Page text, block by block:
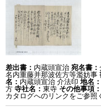
差出書： 内蔵頭宣治 宛名書：
名内重藤并那波佐方等濫妨事
名： 内蔵頭宣治 介法印 地名
方 寺社名：東寺 その他事項：
カタログへのリンクをご参照